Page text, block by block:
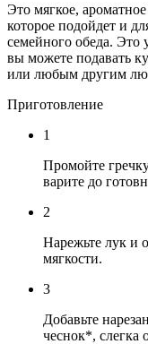
Это мягкое,
которое подойдет и
семейного обеда. Это
вы можете подавать
или любым другим
Приготовление
1
Промойте
варите до
2
Нарежьте лук и
мягкости.
3
Добавьте
чеснок*, слегка